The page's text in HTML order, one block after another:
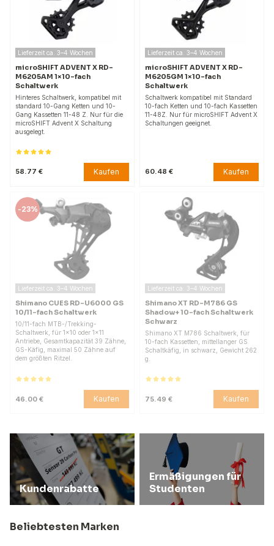
Lieferzeit ca. 3–4 Wochen
microSHIFT ADVENT X RD-
M6205AM 1×10-fach
Schaltwerk
Hinteres Schaltwerk, kompatibel mit
standard 10-Gang Ketten und 10-
Gang Kassetten 11-48 Z. Nur für die
microSHIFT Advent X Schaltung
ausgelegt.
58.77 € Kaufen
Lieferzeit ca. 3–4 Wochen
microSHIFT ADVENT X RD-
M6205GM 1×10-fach
Schaltwerk
Schaltwerk kompatibel mit Standard
10-fach Ketten und 10-fach Kassetten
11-48Z. Nur für microSHIFT Advent X
Schaltungen geeignet.
60.48 € Kaufen
-23%
Lieferzeit ca. 3–4 Wochen
Shimano CUES RD-U6000 GS
10/11-fach Schaltwerk
10/11-fach MTB-/Trekking-
Schaltwerk, für 1×10 oder 1×11
Antriebe, Gesamtkapazität 39 Zähne,
GS-Käfig, maximal 50 Zähne auf
dem größten Ritzel.
46.00 € Kaufen
Lieferzeit ca. 3–4 Wochen
Shimano XT RD-M786 GS
Shadow+ 10-fach Schaltwerk
Schwarz
Shimano XT M786 Schaltwerk, für
10-fach Kassetten, mittellanger GS
Schaltkäfig, in schwarz, Gewicht 262
g.
75.49 € Kaufen
Kundenrabatte
Ermäßigungen für
Studenten
Beliebtesten Marken